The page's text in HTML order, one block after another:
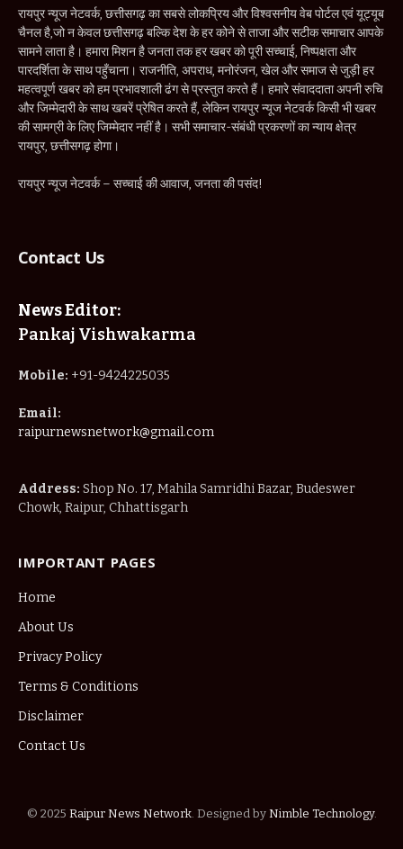
रायपुर न्यूज नेटवर्क, छत्तीसगढ़ का सबसे लोकप्रिय और विश्वसनीय वेब पोर्टल एवं यूट्यूब
चैनल है,जो न केवल छत्तीसगढ़ बल्कि देश के हर कोने से ताजा और सटीक समाचार आपके
सामने लाता है। हमारा मिशन है जनता तक हर खबर को पूरी सच्चाई, निष्पक्षता और
पारदर्शिता के साथ पहुँचाना। राजनीति, अपराध, मनोरंजन, खेल और समाज से जुड़ी हर
महत्वपूर्ण खबर को हम प्रभावशाली ढंग से प्रस्तुत करते हैं। हमारे संवाददाता अपनी रुचि
और जिम्मेदारी के साथ खबरें प्रेषित करते हैं, लेकिन रायपुर न्यूज नेटवर्क किसी भी खबर
की सामग्री के लिए जिम्मेदार नहीं है। सभी समाचार-संबंधी प्रकरणों का न्याय क्षेत्र
रायपुर, छत्तीसगढ़ होगा।
रायपुर न्यूज नेटवर्क – सच्चाई की आवाज, जनता की पसंद!
Contact Us
News Editor:
Pankaj Vishwakarma
Mobile: +91-9424225035
Email:
raipurnewsnetwork@gmail.com
Address: Shop No. 17, Mahila Samridhi Bazar, Budeswer
Chowk, Raipur, Chhattisgarh
IMPORTANT PAGES
Home
About Us
Privacy Policy
Terms & Conditions
Disclaimer
Contact Us
© 2025 Raipur News Network. Designed by Nimble Technology.